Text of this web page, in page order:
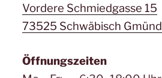
Vordere Schmiedgasse 15
73525 Schwäbisch Gmünd
Öffnungszeiten